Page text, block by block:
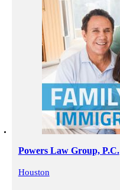
Powers Law Group, P.C.
Houston